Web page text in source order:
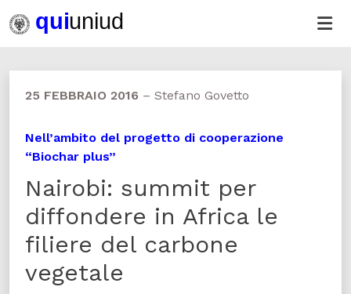
25 FEBBRAIO 2016 – Stefano Govetto
Nell’ambito del progetto di cooperazione
“Biochar plus”
Nairobi: summit per
diffondere in Africa le
filiere del carbone
vegetale